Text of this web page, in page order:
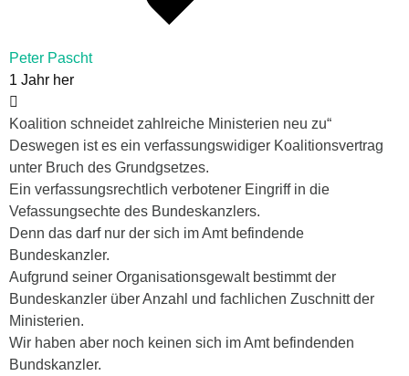
Peter Pascht
1 Jahr her
Koalition schneidet zahlreiche Ministerien neu zu“
Deswegen ist es ein verfassungswidiger Koalitionsvertrag
unter Bruch des Grundgsetzes.
Ein verfassungsrechtlich verbotener Eingriff in die
Vefassungsechte des Bundeskanzlers.
Denn das darf nur der sich im Amt befindende
Bundeskanzler.
Aufgrund seiner Organisationsgewalt bestimmt der
Bundeskanzler über Anzahl und fachlichen Zuschnitt der
Ministerien.
Wir haben aber noch keinen sich im Amt befindenden
Bundskanzler.